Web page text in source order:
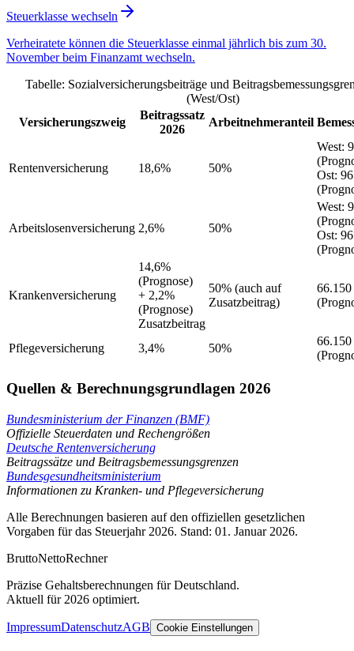
Steuerklasse wechseln
Verheiratete können die Steuerklasse einmal jährlich bis zum 30.
November beim Finanzamt wechseln.
Tabelle: Sozialversicherungsbeiträge und
(West/Ost)
Versicherungszweig
Beitragssatz
2026
Arbeitnehmeranteil
Rentenversicherung 18,6% 50%
West:
Ost:
Arbeitslosenversicherung 2,6% 50%
West:
Ost:
Krankenversicherung
14,6%
(Prognose)
+ 2,2%
(Prognose)
Zusatzbeitrag
50% (auch auf
Zusatzbeitrag)
66.150
Pflegeversicherung 3,4% 50%
66.150
Quellen & Berechnungsgrundlagen 2026
Bundesministerium der Finanzen (BMF)
Offizielle Steuerdaten und Rechengrößen
Deutsche Rentenversicherung
Beitragssätze und Beitragsbemessungsgrenzen
Bundesgesundheitsministerium
Informationen zu Kranken- und Pflegeversicherung
Alle Berechnungen basieren auf den offiziellen gesetzlichen
Vorgaben für das Steuerjahr 2026. Stand: 01. Januar 2026.
BruttoNettoRechner
Präzise Gehaltsberechnungen für Deutschland.
Aktuell für 2026 optimiert.
ImpressumDatenschutzAGB Cookie Einstellungen